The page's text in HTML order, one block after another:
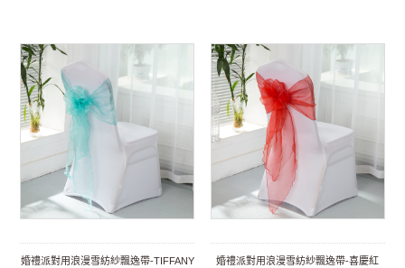
婚禮派對用浪漫雪紡紗飄逸帶-TIFFANY
婚禮派對用浪漫雪紡紗飄逸帶-喜慶紅